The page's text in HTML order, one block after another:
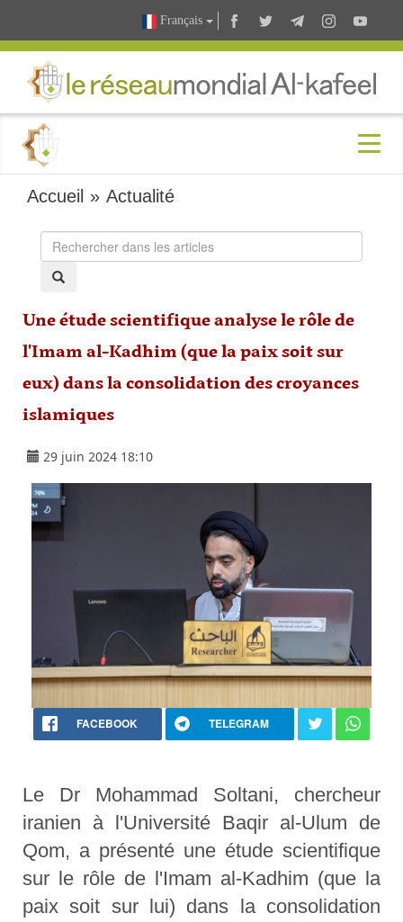
Français
Accueil »Actualité
Une étude scientifique analyse le rôle de
l'Imam al-Kadhim (que la paix soit sur
eux) dans la consolidation des croyances
islamiques
29 juin 2024 18:10
FACEBOOK TELEGRAM
Le Dr Mohammad Soltani, chercheur
iranien à l'Université Baqir al-Ulum de
Qom, a présenté une étude scientifique
sur le rôle de l'Imam al-Kadhim (que la
paix soit sur lui) dans la consolidation